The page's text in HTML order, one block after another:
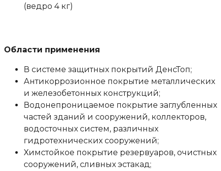
(ведро 4 кг)
Области применения
В системе защитных покрытий ДенсТоп;
Антикоррозионное покрытие металлических
и железобетонных конструкций;
Водонепроницаемое покрытие заглубленных
частей зданий и сооружений, коллекторов,
водосточных систем, различных
гидротехнических сооружений;
Химстойкое покрытие резервуаров, очистных
сооружений, сливных эстакад;